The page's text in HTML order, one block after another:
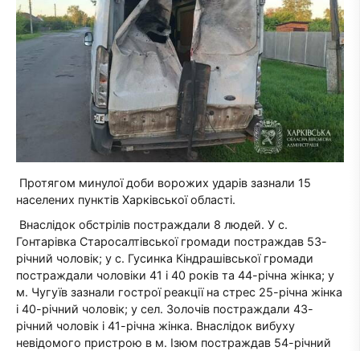
Протягом минулої доби ворожих ударів зазнали 15
населених пунктів Харківської області.
Внаслідок обстрілів постраждали 8 людей. У с.
Гонтарівка Старосалтівської громади постраждав 53-
річний чоловік; у с. Гусинка Кіндрашівської громади
постраждали чоловіки 41 і 40 років та 44-річна жінка; у
м. Чугуїв зазнали гострої реакції на стрес 25-річна жінка
і 40-річний чоловік; у сел. Золочів постраждали 43-
річний чоловік і 41-річна жінка. Внаслідок вибуху
невідомого пристрою в м. Ізюм постраждав 54-річний